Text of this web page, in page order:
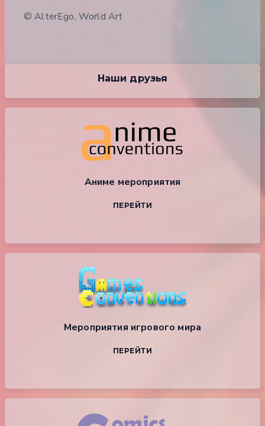
© AlterEgo, World Art
Наши друзья
Аниме мероприятия
ПЕРЕЙТИ
Мероприятия игрового мира
ПЕРЕЙТИ